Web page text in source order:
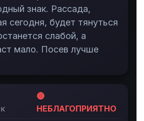
знак. Рассада,
сегодня, будет тянуться
слабой, а
мало. Посев лучше
🔴
НЕБЛАГОПРИЯТНО